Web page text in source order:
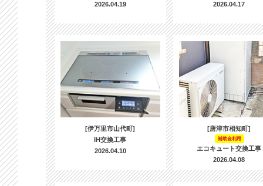
2026.04.19
2026.04.17
[伊万里市山代町]
IH交換工事
2026.04.10
[唐津市相知町]
補助金利用
エコキュート交換工事
2026.04.08